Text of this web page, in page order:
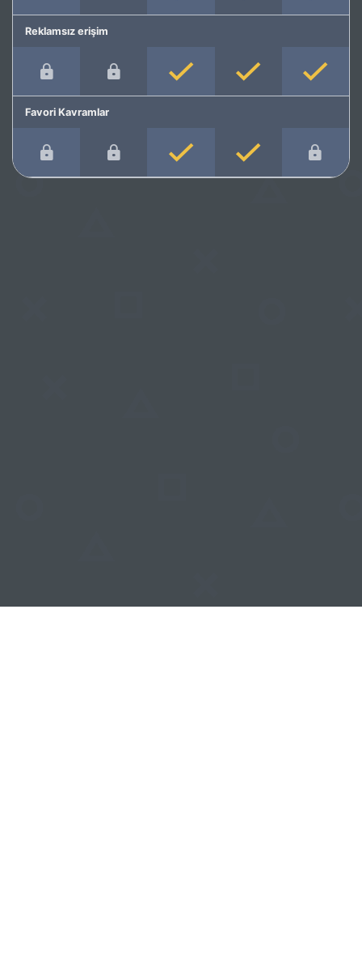
Reklamsız erişim
Favori Kavramlar